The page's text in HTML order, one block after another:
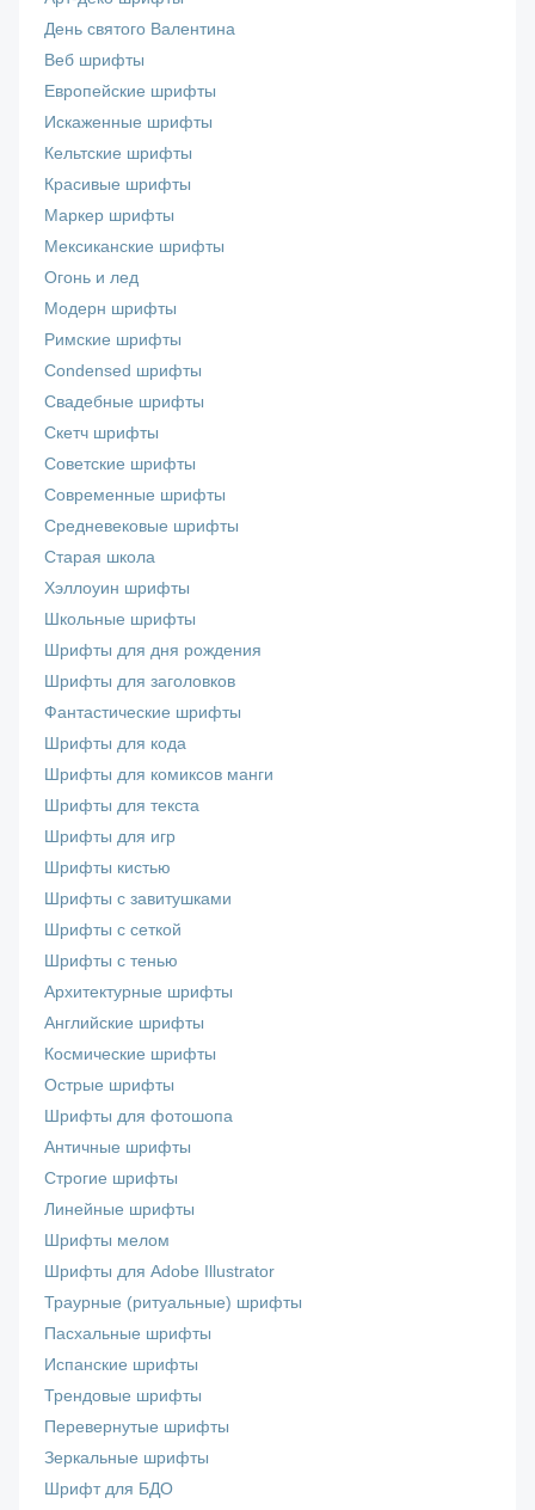
День святого Валентина
Веб шрифты
Европейские шрифты
Искаженные шрифты
Кельтские шрифты
Красивые шрифты
Маркер шрифты
Мексиканские шрифты
Огонь и лед
Модерн шрифты
Римские шрифты
Сondensed шрифты
Свадебные шрифты
Скетч шрифты
Советские шрифты
Современные шрифты
Средневековые шрифты
Старая школа
Хэллоуин шрифты
Школьные шрифты
Шрифты для дня рождения
Шрифты для заголовков
Фантастические шрифты
Шрифты для кода
Шрифты для комиксов манги
Шрифты для текста
Шрифты для игр
Шрифты кистью
Шрифты с завитушками
Шрифты с сеткой
Шрифты с тенью
Архитектурные шрифты
Английские шрифты
Космические шрифты
Острые шрифты
Шрифты для фотошопа
Античные шрифты
Строгие шрифты
Линейные шрифты
Шрифты мелом
Шрифты для Adobe Illustrator
Траурные (ритуальные) шрифты
Пасхальные шрифты
Испанские шрифты
Трендовые шрифты
Перевернутые шрифты
Зеркальные шрифты
Шрифт для БДО